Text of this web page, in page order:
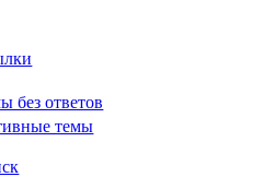
без ответов
темы